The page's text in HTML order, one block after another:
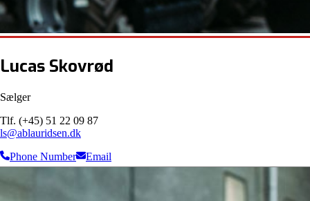
Lucas Skovrød
Sælger
Tlf. (+45) 51 22 09 87
ls@ablauridsen.dk
Phone Number
Email